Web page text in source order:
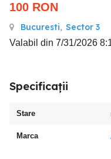
100 RON
Bucuresti, Sector 3
Valabil din 7/31/2026
Specificații
Stare
Marca